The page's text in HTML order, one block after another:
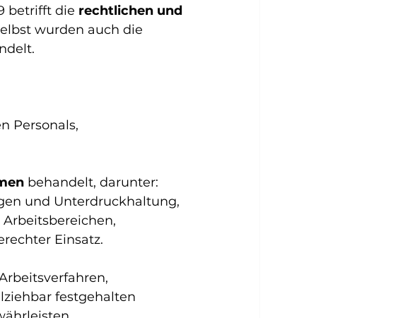
betrifft die rechtlichen und
wurden auch die
Personals,
behandelt, darunter:
und Unterdruckhaltung,
Einsatz.
festgehalten